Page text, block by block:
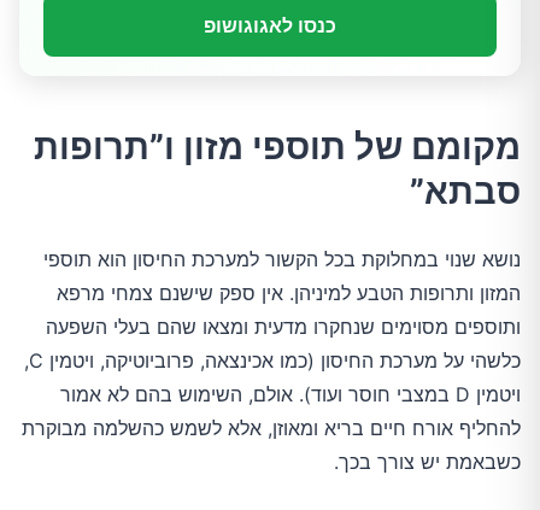
כנסו לאגוגושופ
מקומם של תוספי מזון ו”תרופות
סבתא”
נושא שנוי במחלוקת בכל הקשור למערכת החיסון הוא תוספי
המזון ותרופות הטבע למיניהן. אין ספק שישנם צמחי מרפא
ותוספים מסוימים שנחקרו מדעית ומצאו שהם בעלי השפעה
כלשהי על מערכת החיסון (כמו אכינצאה, פרוביוטיקה, ויטמין C,
ויטמין D במצבי חוסר ועוד). אולם, השימוש בהם לא אמור
להחליף אורח חיים בריא ומאוזן, אלא לשמש כהשלמה מבוקרת
כשבאמת יש צורך בכך.